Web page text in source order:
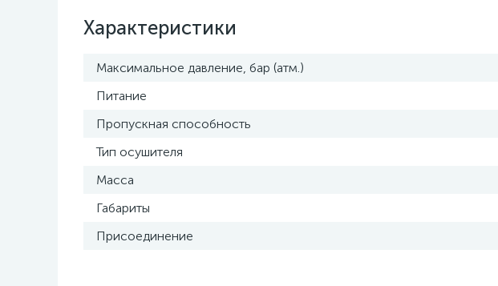
Характеристики
Максимальное давление, бар (атм.)
Питание
Пропускная способность
Тип осушителя
Масса
Габариты
Присоединение